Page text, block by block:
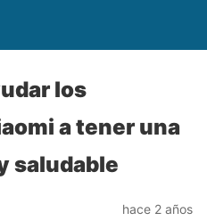
los
a tener una
saludable
hace 2 años